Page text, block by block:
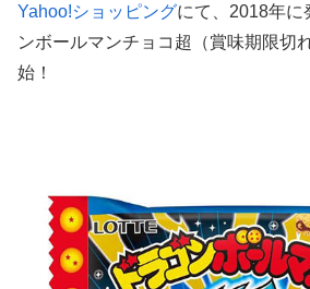
Yahoo!ショッピングにて、2018年に
ンボールマンチョコ超（賞味期限切
始！